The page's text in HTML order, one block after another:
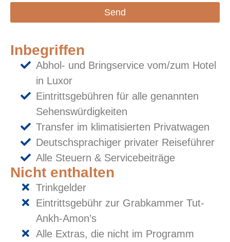
Send
Inbegriffen
Abhol- und Bringservice vom/zum Hotel
in Luxor
Eintrittsgebühren für alle genannten
Sehenswürdigkeiten
Transfer im klimatisierten Privatwagen
Deutschsprachiger privater Reiseführer
Alle Steuern & Servicebeiträge
Nicht enthalten
Trinkgelder
Eintrittsgebühr zur Grabkammer Tut-
Ankh-Amon’s
Alle Extras, die nicht im Programm